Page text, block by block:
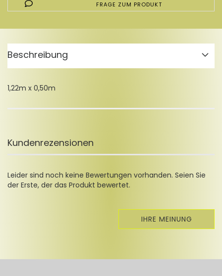
FRAGE ZUM PRODUKT
Beschreibung
1,22m x 0,50m
Kundenrezensionen
Leider sind noch keine Bewertungen vorhanden. Seien Sie
der Erste, der das Produkt bewertet.
IHRE MEINUNG